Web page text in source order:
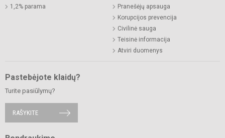
1,2% parama
Pranešėjų apsauga
Korupcijos prevencija
Civilinė sauga
Teisinė informacija
Atviri duomenys
Pastebėjote klaidų?
Turite pasiūlymų?
RAŠYKITE